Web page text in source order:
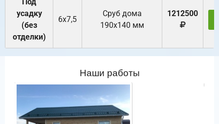
усадку
(без
отделки)
6х7,5
Cруб дома
190х140 мм
1212500
Наши работы